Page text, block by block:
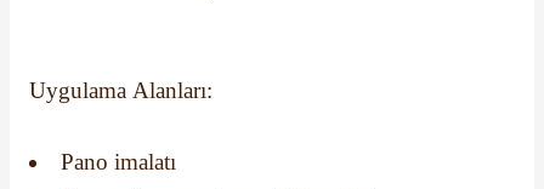
Uygulama Alanları:
Pano imalatı